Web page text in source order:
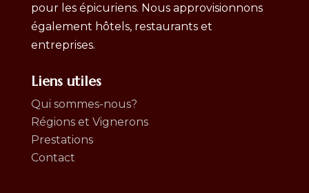
pour les épicuriens. Nous approvisionnons
également hôtels, restaurants et
entreprises.
Liens utiles
Qui sommes-nous?
Régions et Vignerons
Prestations
Contact